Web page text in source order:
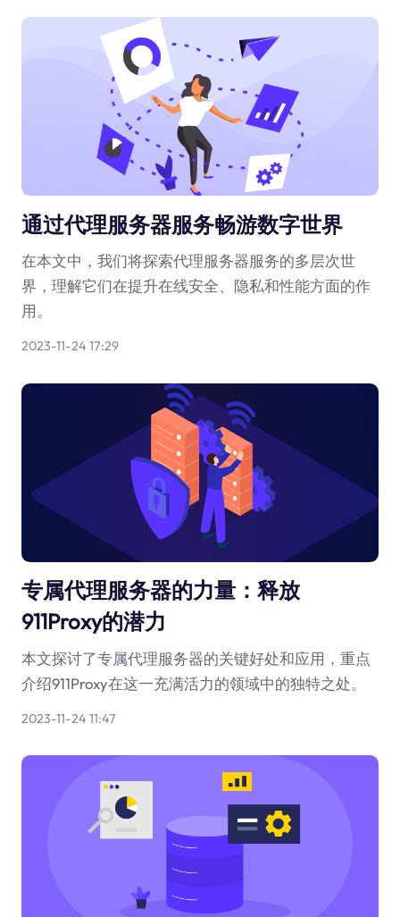
通过代理服务器服务畅游数字世界
在本文中，我们将探索代理服务器服务的多层次世
界，理解它们在提升在线安全、隐私和性能方面的作
用。
2023-11-24 17:29
专属代理服务器的力量：释放
911Proxy的潜力
本文探讨了专属代理服务器的关键好处和应用，重点
介绍911Proxy在这一充满活力的领域中的独特之处。
2023-11-24 11:47